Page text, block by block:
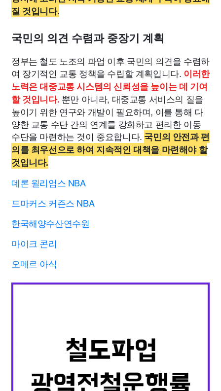
질 것입니다.
국민의 의견 수렴과 중장기 계획
정부는 철도 노조의 파업 이후 국민의 의견을 수렴하
여 장기적인 교통 정책을 수립할 계획입니다. 이러한
노력은 대중교통 시스템의 신뢰성을 높이는 데 기여
할 것입니다. 뿐만 아니라, 대중교통 서비스의 질을
높이기 위한 연구와 개발이 필요하며, 이를 통해 다
양한 교통 수단 간의 연계를 강화하고 편리한 이동
수단을 마련하는 것이 중요합니다. 국민의 안전과 편
의를 최우선으로 하여 지속적인 대책을 마련해야 할
것입니다.
데론 윌리엄스 NBA
드마커스 커즌스 NBA
한국해양수산연수원
마이크 콘리
오메르 아식